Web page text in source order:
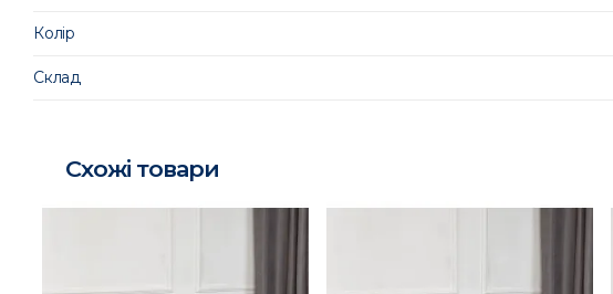
Колір
Склад
Схожі товари